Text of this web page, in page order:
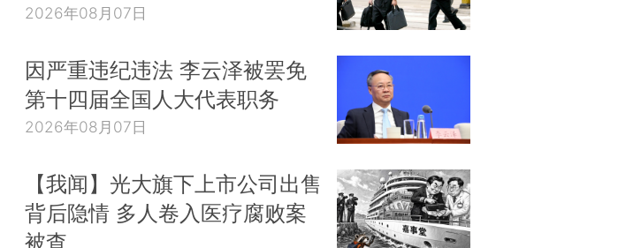
2026年08月07日
因严重违纪违法 李云泽被罢免
第十四届全国人大代表职务
2026年08月07日
【我闻】光大旗下上市公司出售
背后隐情 多人卷入医疗腐败案
被查